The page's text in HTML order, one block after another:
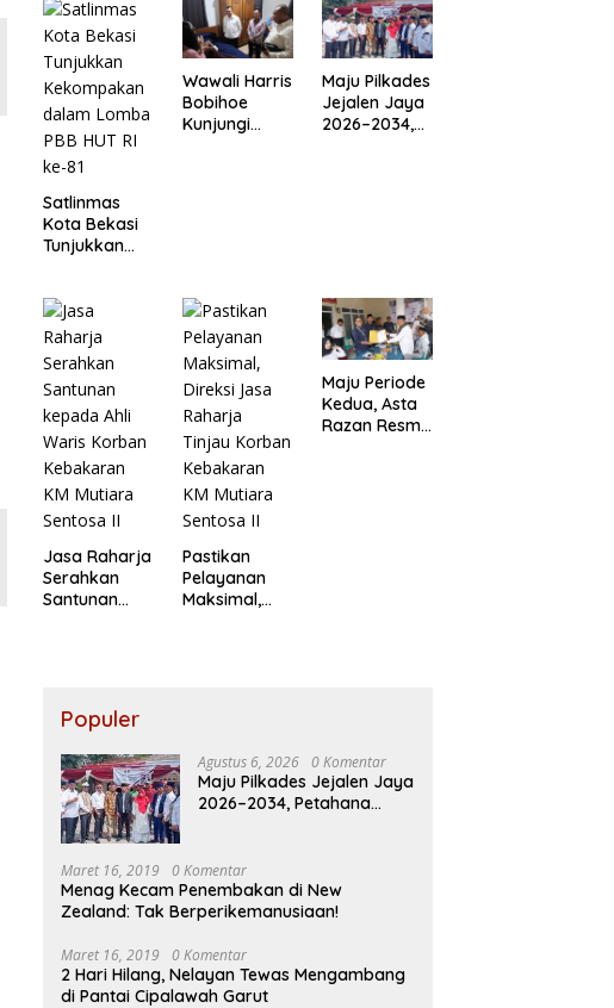
Satlinmas
Kota Bekasi
Tunjukkan
Lomba PBB
HUT RI ke-81
Wawali Harris
Bobihoe
Kunjungi
Maju Pilkades
Jejalen Jaya
2026–2034,
Jasa Raharja
Serahkan
Santunan
Sentosa II
Pastikan
Pelayanan
Maksimal,
Maju Periode
Kedua, Asta
Razan Resmi
Populer
Agustus 6, 2026 0 Komentar
Maju Pilkades Jejalen Jaya
2026–2034, Petahana
Maret 16, 2019 0 Komentar
Menag Kecam Penembakan di New
Zealand: Tak Berperikemanusiaan!
Maret 16, 2019 0 Komentar
2 Hari Hilang, Nelayan Tewas Mengambang
di Pantai Cipalawah Garut